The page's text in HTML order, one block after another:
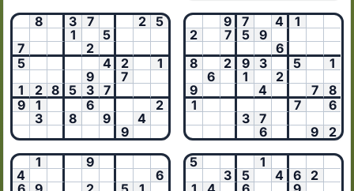
8
3 7 2
5
1
5
7
2
5
4 2
1
9
7
1
2 8 5 3 7
9
1 6
2
3
8 9
4
9
9 7 4
1
2
7 5
9
6
8
2 9 3 5
1
6
1
2
9
4 7
8
1
7
6
3
7
6
9
2
1
9
4
6
5
1
3
5 4 6
2